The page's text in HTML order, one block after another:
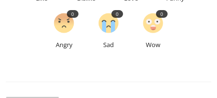
Angry
0
Sad
0
Wow
0